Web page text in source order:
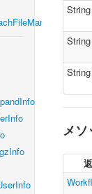
String
String
String
メソ